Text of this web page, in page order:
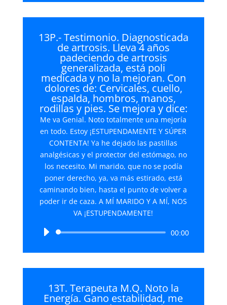
audio
13P.- Testimonio. Diagnosticada
de artrosis. Lleva 4 años
padeciendo de artrosis
generalizada, está poli
medicada y no la mejoran. Con
dolores de: Cervicales, cuello,
espalda, hombros, manos,
rodillas y pies. Se mejora y dice:
Me va Genial. Noto totalmente una mejoría
en todo. Estoy ¡ESTUPENDAMENTE Y SÚPER
CONTENTA! Ya he dejado las pastillas
analgésicas y el protector del estómago, no
los necesito. Mi marido, que no se podía
poner derecho, ya, va más estirado, está
caminando bien, hasta el punto de volver a
poder ir de caza. A MÍ MARIDO Y A MÍ, NOS
VA ¡ESTUPENDAMENTE!
Reproductor
audio
00:00
13T. Terapeuta M.Q. Noto la
Energía. Gano estabilidad, me